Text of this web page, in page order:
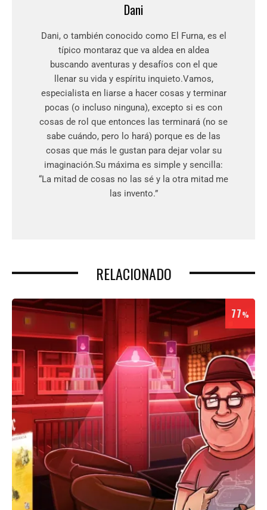
Dani
Dani, o también conocido como El Furna, es el
típico montaraz que va aldea en aldea
buscando aventuras y desafíos con el que
llenar su vida y espíritu inquieto.Vamos,
especialista en liarse a hacer cosas y terminar
pocas (o incluso ninguna), excepto si es con
cosas de rol que entonces las terminará (no se
sabe cuándo, pero lo hará) porque es de las
cosas que más le gustan para dejar volar su
imaginación.Su máxima es simple y sencilla:
“La mitad de cosas no las sé y la otra mitad me
las invento.”
RELACIONADO
77%